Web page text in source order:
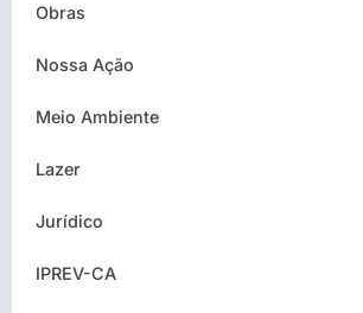
Obras
Nossa Ação
Meio Ambiente
Lazer
Jurídico
IPREV-CA